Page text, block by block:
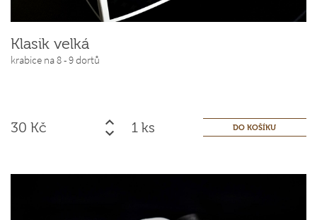
Klasik velká
krabice na 8 - 9 dortů
30 Kč ks